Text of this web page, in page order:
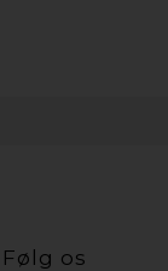
Følg os